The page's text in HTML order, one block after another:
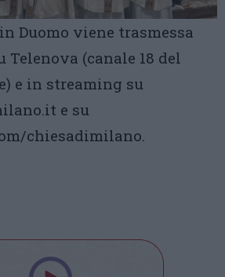
Duomo viene trasmessa
Telenova (canale 18 del
e in streaming su
e su
chiesadimilano.